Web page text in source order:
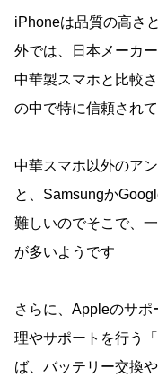
iPhoneは品質の高さ
外では、日本メーカ
中華製スマホと比較
の中で特に信頼されて
中華スマホ以外のア
と、Samsungか
難しいのでそこで、
が多いようです
さらに、Appleのサ
理やサポートを行う
ば、バッテリー交換